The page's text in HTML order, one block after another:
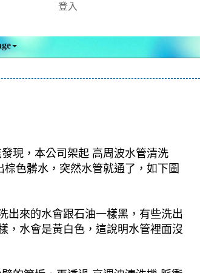
登入
現，本公司架起 高周波水管清洗
色髒水，突然水管就通了，如下圖
出來的水會跟石油一樣黑，有些洗出
，水會是黃白色，這說明水管裡面沒